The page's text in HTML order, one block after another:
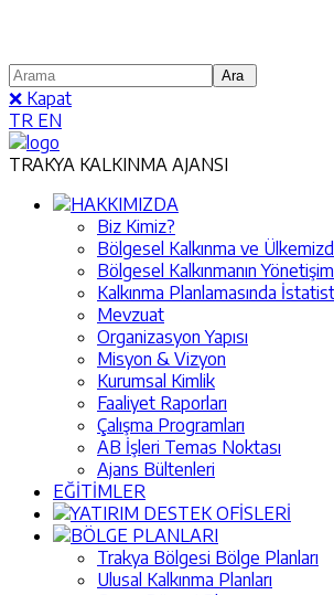
❌ Kapat
TR EN
TRAKYA KALKINMA AJANSI
HAKKIMIZDA
Biz Kimiz?
Bölgesel Kalkınma ve
Bölgesel Kalkınmanın
Kalkınma Planlamasında
Mevzuat
Organizasyon Yapısı
Misyon & Vizyon
Kurumsal Kimlik
Faaliyet Raporları
Çalışma Programları
AB İşleri Temas Noktası
Ajans Bültenleri
EĞİTİMLER
YATIRIM DESTEK OFİSLERİ
BÖLGE PLANLARI
Trakya Bölgesi Bölge Planları
Ulusal Kalkınma Planları